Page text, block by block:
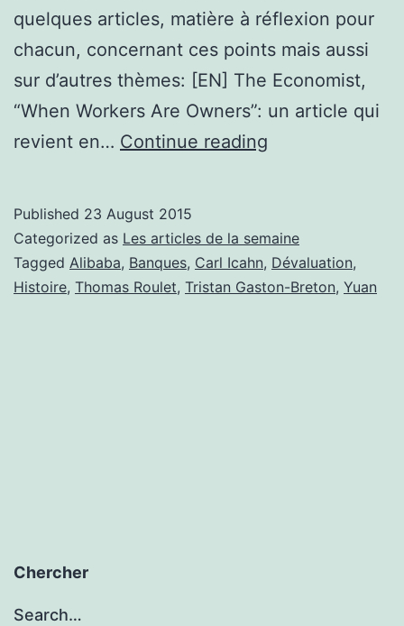
quelques articles, matière à réflexion pour
chacun, concernant ces points mais aussi
sur d’autres thèmes: [EN] The Economist,
“When Workers Are Owners”: un article qui
revient en… Continue reading
la
semaine
17/08
Published 23 August 2015
Categorized as Les articles de la semaine
Tagged Alibaba, Banques, Carl Icahn, Dévaluation,
Histoire, Thomas Roulet, Tristan Gaston-Breton, Yuan
Chercher
Search…